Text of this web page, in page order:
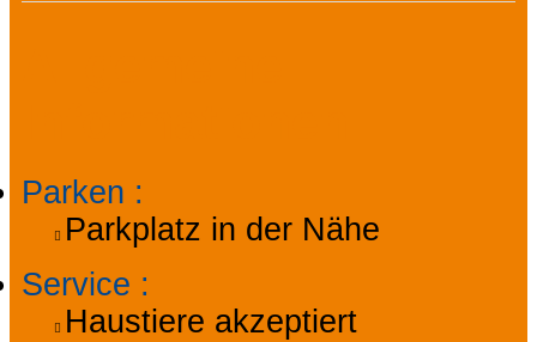
Parken :
Parkplatz in der Nähe
Service :
Haustiere akzeptiert